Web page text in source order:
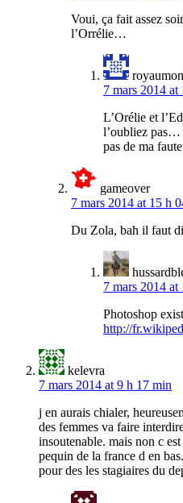
Voui, ça fait assez
l’Orrélie…
7 mars 2014 at
L’Orélie et
l’oubliez pas…
pas de ma
gameover
7 mars 2014 at 15 h
Du Zola, bah il faut
7 mars 2014
Photoshop
http://
kelevra
7 mars 2014 at 9 h 17 min
j en aurais chialer,
des femmes va faire
insoutenable. mais non c
pequin de la france d en
pour des les stagiaires du